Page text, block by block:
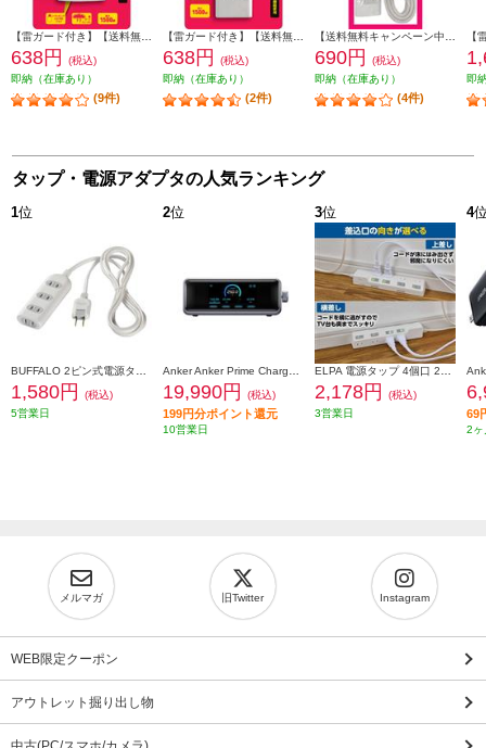
638円
(税込)
即納（在庫あり）
(9件)
638円
(税込)
即納（在庫あり）
(2件)
690円
(税込)
即納（在庫あり）
(4件)
即
タップ・電源アダプタの人気ランキング
1位
1,580円
(税込)
5営業日
2位
19,990円 (税込)
199円分ポイント還元
10営業日
3位
2,178円
(税込)
3営業日
4
69
2ヶ
メルマガ 旧Twitter Instagram
WEB限定クーポン
アウトレット掘り出し物